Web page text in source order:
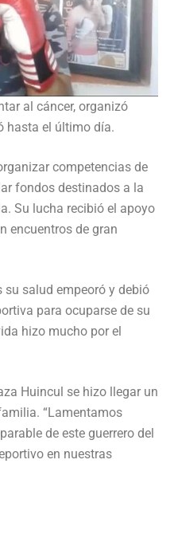
al cáncer, organizó
hasta el último día.
competencias de
fondos destinados a la
Su lucha recibió el apoyo
encuentros de gran
su salud empeoró y debió
para ocuparse de su
hizo mucho por el
Huincul se hizo llegar un
“Lamentamos
de este guerrero del
en nuestras